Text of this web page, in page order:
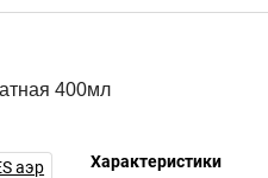
400мл
Характеристики